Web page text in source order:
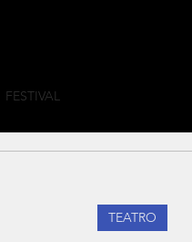
FESTIVAL
TEATRO